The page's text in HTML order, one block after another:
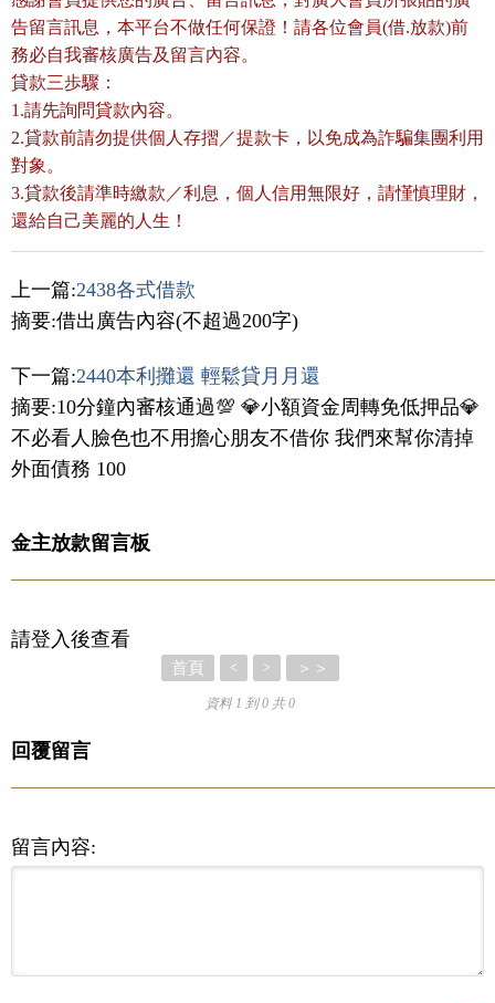
告留言訊息，本平台不做任何保證！請各位會員(借.放款)前
務必自我審核廣告及留言內容。
貸款三歩驟：
1.請先詢問貸款內容。
2.貸款前請勿提供個人存摺／提款卡，以免成為詐騙集團利用
對象。
3.貸款後請準時繳款／利息，個人信用無限好，請慬慎理財，
還給自己美麗的人生！
上一篇:2438各式借款
摘要:借出廣告內容(不超過200字)
下一篇:2440本利攤還 輕鬆貸月月還
摘要:10分鐘內審核通過💯 💎小額資金周轉免低押品💎
不必看人臉色也不用擔心朋友不借你 我們來幫你清掉
外面債務 100
金主放款留言板
請登入後查看
首頁 < > ＞＞
資料 1 到 0 共 0
回覆留言
留言內容: